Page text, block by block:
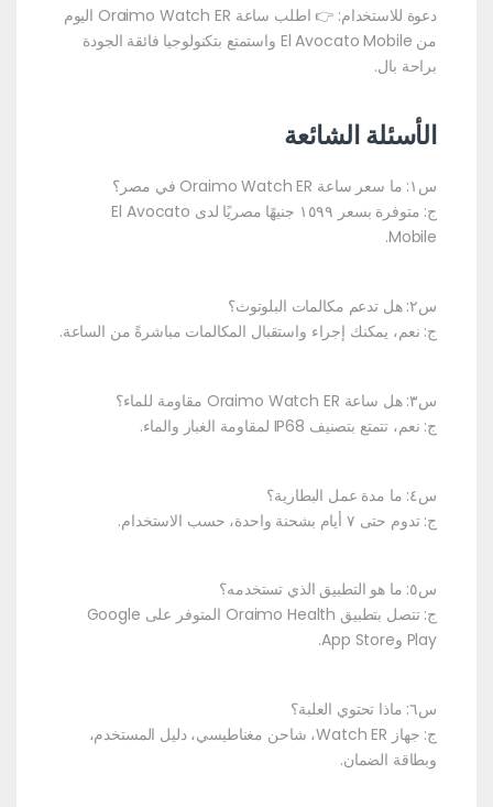
دعوة للاستخدام: 👉 اطلب ساعة Oraimo Watch ER اليوم
من El Avocato Mobile واستمتع بتكنولوجيا فائقة الجودة
براحة بال.
الأسئلة الشائعة
س١: ما سعر ساعة Oraimo Watch ER في مصر؟
ج: متوفرة بسعر ١٥٩٩ جنيهًا مصريًا لدى El Avocato
Mobile.
س٢: هل تدعم مكالمات البلوتوث؟
ج: نعم، يمكنك إجراء واستقبال المكالمات مباشرةً من الساعة.
س٣: هل ساعة Oraimo Watch ER مقاومة للماء؟
ج: نعم، تتمتع بتصنيف IP68 لمقاومة الغبار والماء.
س٤: ما مدة عمل البطارية؟
ج: تدوم حتى ٧ أيام بشحنة واحدة، حسب الاستخدام.
س٥: ما هو التطبيق الذي تستخدمه؟
ج: تتصل بتطبيق Oraimo Health المتوفر على Google
Play وApp Store.
س٦: ماذا تحتوي العلبة؟
ج: جهاز Watch ER، شاحن مغناطيسي، دليل المستخدم،
وبطاقة الضمان.